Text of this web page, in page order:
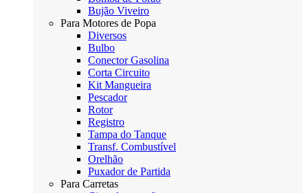
Bujão Viveiro
Para Motores de Popa
Diversos
Bulbo
Conector Gasolina
Corta Circuito
Kit Mangueira
Pescador
Rotor
Registro
Tampa do Tanque
Transf. Combustível
Orelhão
Puxador de Partida
Para Carretas